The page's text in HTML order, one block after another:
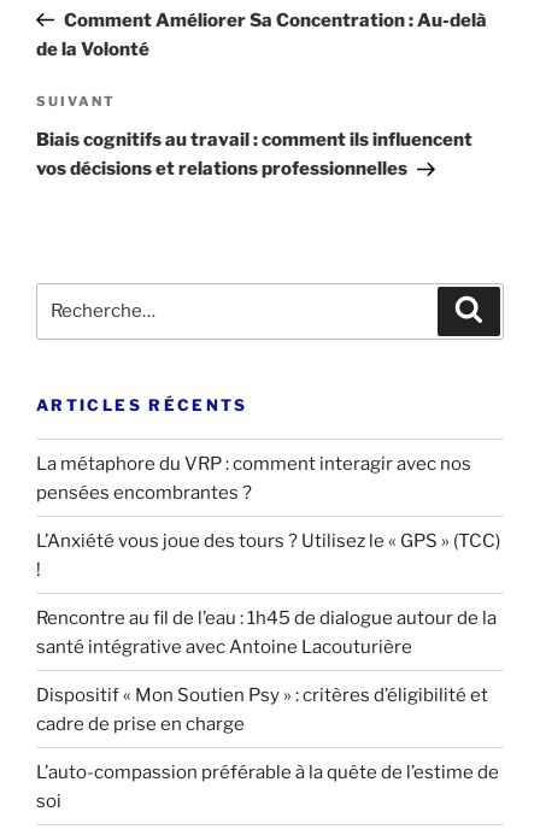
l’article
précédent
Comment Améliorer Sa Concentration : Au-delà
de la Volonté
Article
suivant
SUIVANT
Biais cognitifs au travail : comment ils influencent
vos décisions et relations professionnelles
pour
ARTICLES RÉCENTS
La métaphore du VRP : comment interagir avec nos
pensées encombrantes ?
L’Anxiété vous joue des tours ? Utilisez le « GPS » (TCC)
!
Rencontre au fil de l’eau : 1h45 de dialogue autour de la
santé intégrative avec Antoine Lacouturière
Dispositif « Mon Soutien Psy » : critères d’éligibilité et
cadre de prise en charge
L’auto-compassion préférable à la quête de l’estime de
soi